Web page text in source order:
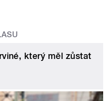
který měl zůstat